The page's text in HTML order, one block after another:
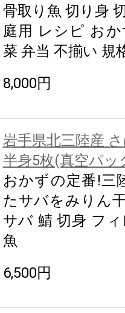
骨取り魚 切り身
庭用 レシピ お
菜 弁当 不揃い 規
8,000円
岩手県北三陸産
半身5枚(真空パッ
おかずの定番!三
たサバをみりん
サバ 鯖 切身 フ
魚
6,500円